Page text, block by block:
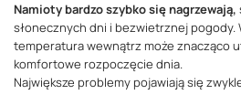
Namioty bardzo szybko się nagrzewają,
słonecznych dni i bezwietrznej pogody.
temperatura wewnątrz może znacząco
komfortowe rozpoczęcie dnia.
Największe problemy pojawiają się